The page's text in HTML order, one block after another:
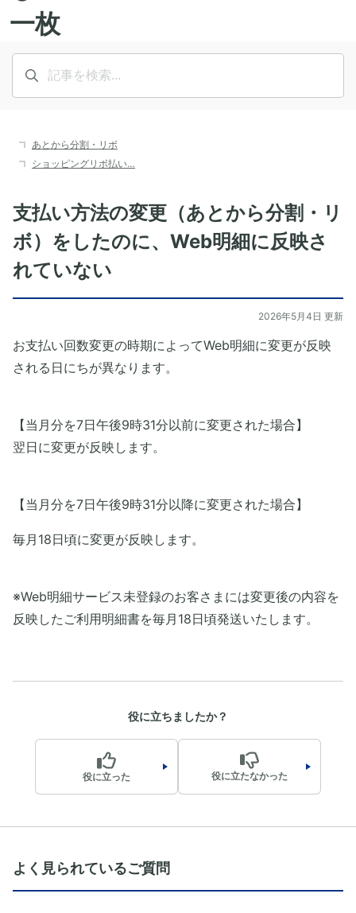
あとから分割・リボ
ショッピングリボ払い…
支払い方法の変更（あとから分割・リ
ボ）をしたのに、Web明細に反映さ
れていない
2026年5月4日 更新
お支払い回数変更の時期によってWeb明細に変更が反映
される日にちが異なります。
【当月分を7日午後9時31分以前に変更された場合】
翌日に変更が反映します。
【当月分を7日午後9時31分以降に変更された場合】
毎月18日頃に変更が反映します。
※Web明細サービス未登録のお客さまには変更後の内容を
反映したご利用明細書を毎月18日頃発送いたします。
役に立ちましたか？
役に立った 役に立たなかった
よく見られているご質問